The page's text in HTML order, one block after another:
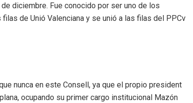
diciembre. Fue conocido por ser uno de los
de Unió Valenciana y se unió a las filas del PPCv
nunca en este Consell, ya que el propio president
ocupando su primer cargo institucional Mazón